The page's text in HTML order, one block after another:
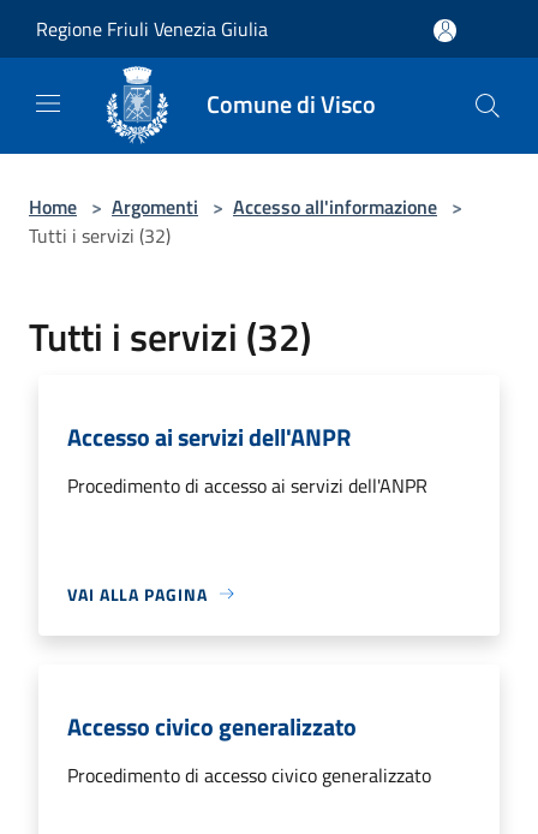
Regione Friuli Venezia Giulia
Comune di Visco
Home > Argomenti > Accesso all'informazione >
Tutti i servizi (32)
Tutti i servizi (32)
Accesso ai servizi dell'ANPR
Procedimento di accesso ai servizi dell'ANPR
VAI ALLA PAGINA
Accesso civico generalizzato
Procedimento di accesso civico generalizzato